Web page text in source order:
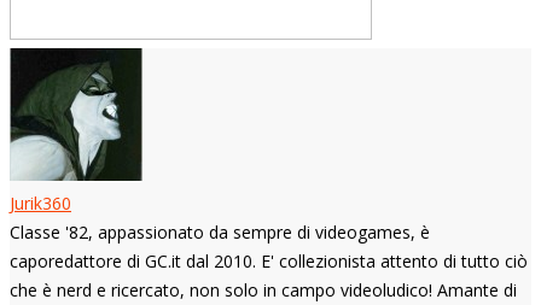
Jurik360
Classe '82, appassionato da sempre di videogames, è
caporedattore di GC.it dal 2010. E' collezionista attento di tutto ciò
che è nerd e ricercato, non solo in campo videoludico! Amante di